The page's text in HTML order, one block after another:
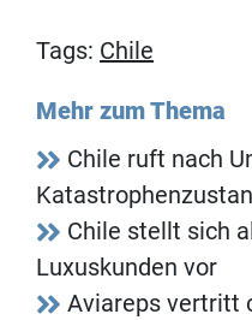
Tags: Chile
Mehr zum Thema
Chile ruft nach
Chile stellt sich
Luxuskunden vor
Aviareps vertritt